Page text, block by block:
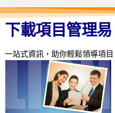
下載項目管理易
一站式資訊，助你輕鬆領導項目